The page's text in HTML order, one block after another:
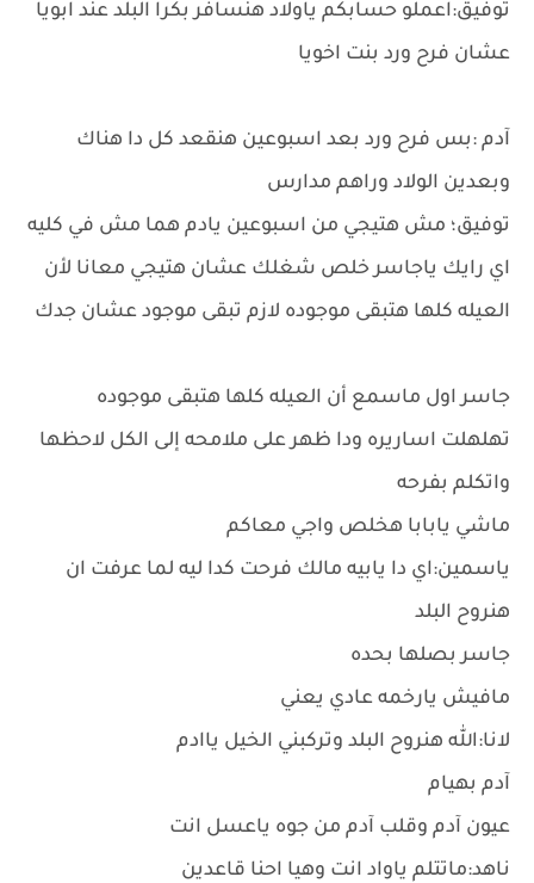
توفيق:اعملو حسابكم ياولاد هنسافر بكرا البلد عند ابويا
عشان فرح ورد بنت اخويا
آدم :بس فرح ورد بعد اسبوعين هنقعد كل دا هناك
وبعدين الولاد وراهم مدارس
توفيق؛ مش هتيجي من اسبوعين يادم هما مش في كليه
اي رايك ياجاسر خلص شغلك عشان هتيجي معانا لأن
العيله كلها هتبقى موجوده لازم تبقى موجود عشان جدك
جاسر اول ماسمع أن العيله كلها هتبقى موجوده
تهلهلت اساريره ودا ظهر على ملامحه إلى الكل لاحظها
واتكلم بفرحه
ماشي يابابا هخلص واجي معاكم
ياسمين:اي دا يابيه مالك فرحت كدا ليه لما عرفت ان
هنروح البلد
جاسر بصلها بحده
مافيش يارخمه عادي يعني
لانا:الله هنروح البلد وتركبني الخيل ياادم
آدم بهيام
عيون آدم وقلب آدم من جوه ياعسل انت
ناهد:ماتتلم ياواد انت وهيا احنا قاعدين